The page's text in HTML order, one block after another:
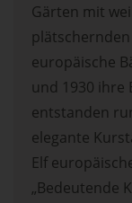
Gärten mit
europäische
und 1930 ihre
entstanden
elegante
Elf
„Bedeutende